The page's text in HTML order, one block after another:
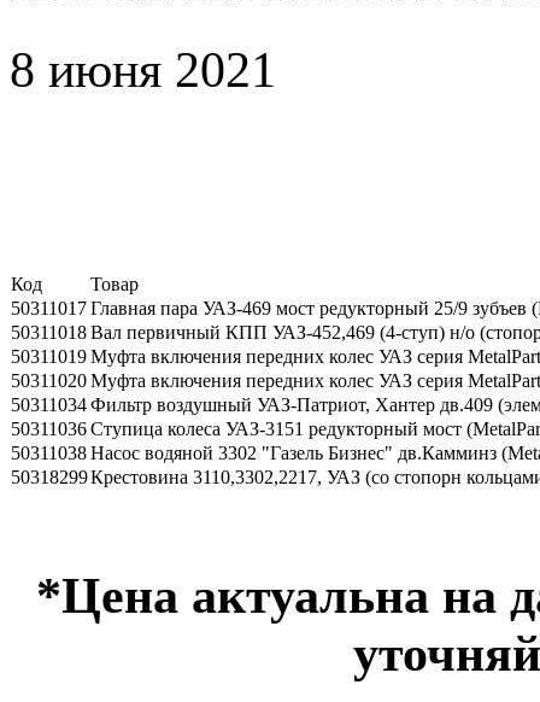
8 июня 2021
Код
Товар
50311017Главная пара УАЗ-469 мост редукторный 25/9 зубъев
50311018Вал первичный КПП УАЗ-452,469 (4-ступ) н/о
50311019Муфта включения передних колес УАЗ серия
50311020Муфта включения передних колес УАЗ серия
50311034Фильтр воздушный УАЗ-Патриот, Хантер дв.409
50311036Ступица колеса УАЗ-3151 редукторный мост
50311038Насос водяной 3302 "Газель Бизнес" дв.Камминз
50318299Крестовина 3110,3302,2217, УАЗ (со стопорн
*Цена актуальна на